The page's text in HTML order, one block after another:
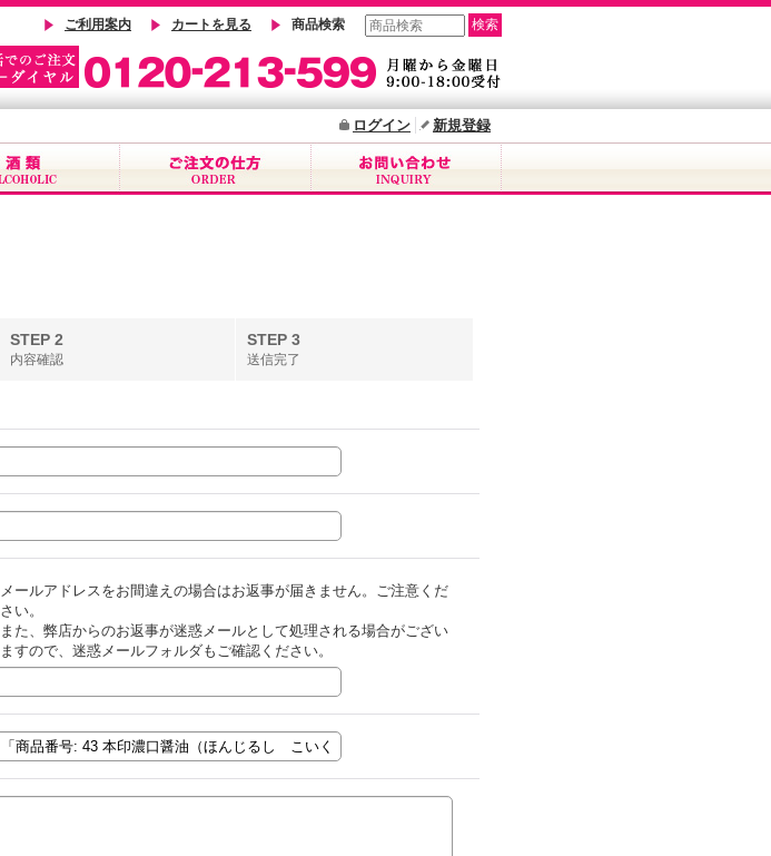
商品検索
カートを見る
ご利用案内
ログイン 新規登録
STEP 2
内容確認
STEP 3
送信完了
メールアドレスをお間違えの場合はお返事が届きません。ご注意くだ
さい。
また、弊店からのお返事が迷惑メールとして処理される場合がござい
ますので、迷惑メールフォルダもご確認ください。